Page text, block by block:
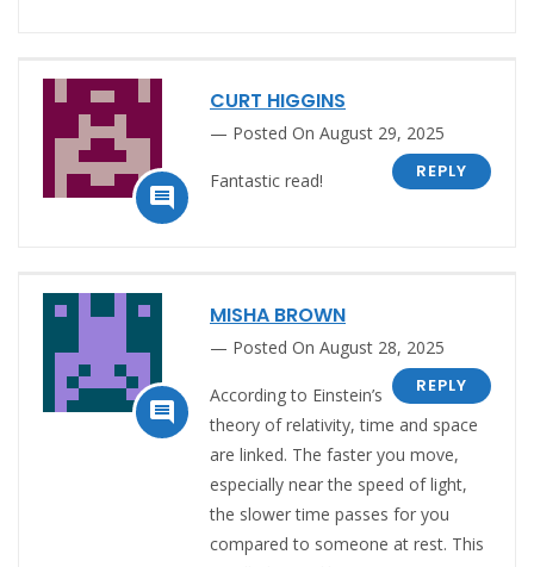

CURT HIGGINS
Posted On August 29, 2025
REPLY
Fantastic read!

MISHA BROWN
Posted On August 28, 2025
REPLY
According to Einstein’s
theory of relativity, time and space
are linked. The faster you move,
especially near the speed of light,
the slower time passes for you
compared to someone at rest. This